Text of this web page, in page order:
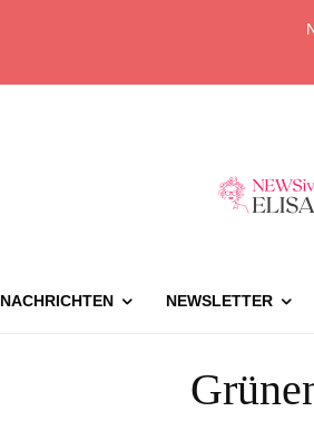
NACHRICHTEN NEWSLETTER